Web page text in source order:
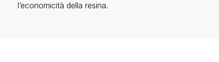
l’economicità della resina.